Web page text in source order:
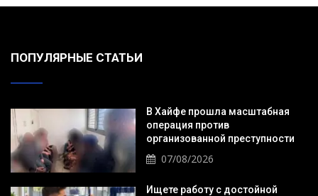
ПОПУЛЯРНЫЕ СТАТЬИ
В Хайфе прошла масштабная
операция против
организованной преступности
07/08/2026
Ищете работу с достойной